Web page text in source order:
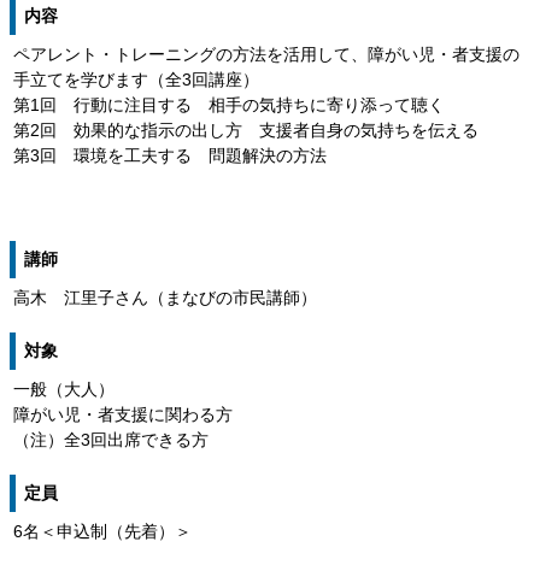
内容
ペアレント・トレーニングの方法を活用して、障がい児・者支援の
手立てを学びます（全3回講座）
第1回 行動に注目する 相手の気持ちに寄り添って聴く
第2回 効果的な指示の出し方 支援者自身の気持ちを伝える
第3回 環境を工夫する 問題解決の方法
講師
高木 江里子さん（まなびの市民講師）
対象
一般（大人）
障がい児・者支援に関わる方
（注）全3回出席できる方
定員
6名＜申込制（先着）＞